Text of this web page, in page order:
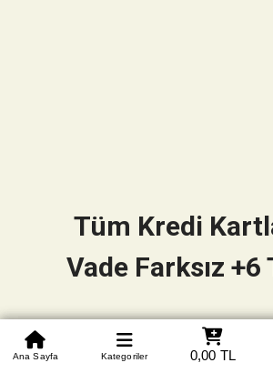
0850 305 09 70
Beden Tablosu Banka Hesapları
Ana Sayfa Kategoriler 0,00 TL
Tüm Kredi
Vade Farksız +6